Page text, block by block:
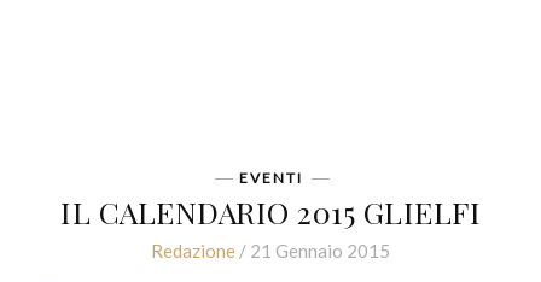
EVENTI
IL CALENDARIO 2015 GLIELFI
Redazione / 21 Gennaio 2015